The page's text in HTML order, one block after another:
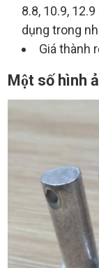
8.8, 10.9,
dụng trong
Giá thành
Một số hình